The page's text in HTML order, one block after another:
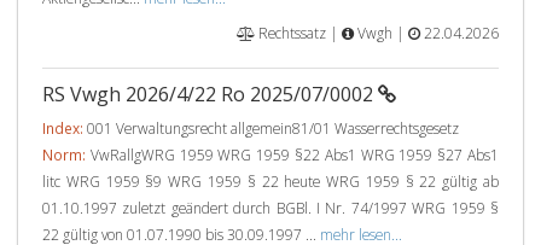
Rechtssatz |
Vwgh | 22.04.2026
RS Vwgh 2026/4/22 Ro 2025/07/0002
Index: 001 Verwaltungsrecht allgemein81/01 Wasserrechtsgesetz
Norm: VwRallgWRG 1959 WRG 1959 §22 Abs1 WRG 1959 §27 Abs1
litc WRG 1959 §9 WRG 1959 § 22 heute WRG 1959 § 22 gültig ab
01.10.1997 zuletzt geändert durch BGBl. I Nr. 74/1997 WRG 1959 §
22 gültig von 01.07.1990 bis 30.09.1997 ... mehr lesen...